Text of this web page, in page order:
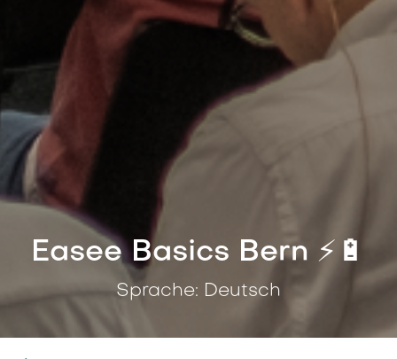
Easee Basics Bern ⚡️🔋
Sprache: Deutsch